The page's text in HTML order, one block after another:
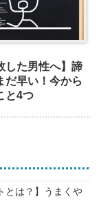
した男性へ】諦
だ早い！今から
と4つ
とは？】うまくや